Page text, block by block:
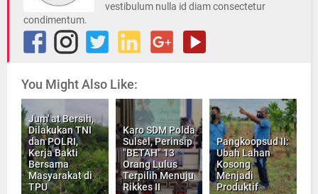
vestibulum nulla id diam consectetur
condimentum.
You Might Also Like:
Jum' at Bersih,
Dilakukan TNI
dan POLRI,
Kerja Bakti
Bersama
Masyarakat di
TPU
Karo SDM Polda
Sulsel, Perinsip
"BETAH" 13
Orang Lulus
Terpilih Menuju
Rikkes II
Pangkoopsud II:
Ubah Lahan
Kosong
Menjadi
Produktif